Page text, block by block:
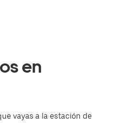
en
vayas a la estación de